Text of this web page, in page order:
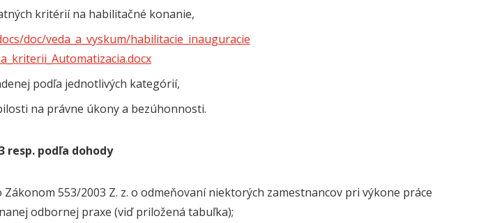
kritérií na habilitačné konanie,
doc/veda_a_vyskum/habilitacie_inauguracie
podľa jednotlivých kategórií,
na právne úkony a bezúhonnosti.
resp. podľa dohody
553/2003 Z. z. o odmeňovaní niektorých zamestnancov pri výkone práce
odbornej praxe (viď priložená tabuľka);